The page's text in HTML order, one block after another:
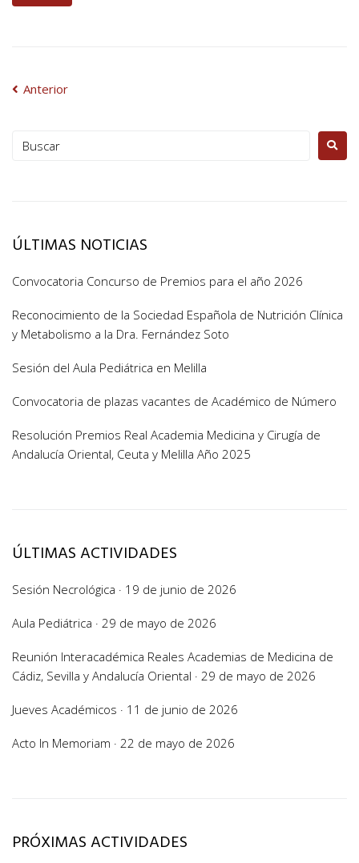
Anterior
ÚLTIMAS NOTICIAS
Convocatoria Concurso de Premios para el año 2026
Reconocimiento de la Sociedad Española de Nutrición Clínica
y Metabolismo a la Dra. Fernández Soto
Sesión del Aula Pediátrica en Melilla
Convocatoria de plazas vacantes de Académico de Número
Resolución Premios Real Academia Medicina y Cirugía de
Andalucía Oriental, Ceuta y Melilla Año 2025
ÚLTIMAS ACTIVIDADES
Sesión Necrológica · 19 de junio de 2026
Aula Pediátrica · 29 de mayo de 2026
Reunión Interacadémica Reales Academias de Medicina de
Cádiz, Sevilla y Andalucía Oriental · 29 de mayo de 2026
Jueves Académicos · 11 de junio de 2026
Acto In Memoriam · 22 de mayo de 2026
PRÓXIMAS ACTIVIDADES